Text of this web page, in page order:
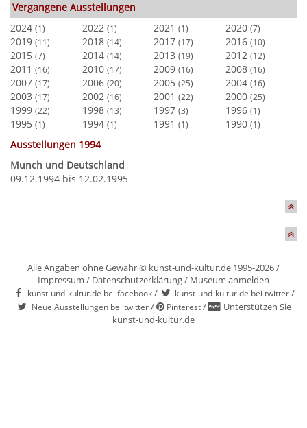
Vergangene Ausstellungen
2024 (1) 2022 (1) 2021 (1) 2020 (7)
2019 (11) 2018 (14) 2017 (17) 2016 (10)
2015 (7) 2014 (14) 2013 (19) 2012 (12)
2011 (16) 2010 (17) 2009 (16) 2008 (16)
2007 (17) 2006 (20) 2005 (25) 2004 (16)
2003 (17) 2002 (16) 2001 (22) 2000 (25)
1999 (22) 1998 (13) 1997 (3) 1996 (1)
1995 (1) 1994 (1) 1991 (1) 1990 (1)
Ausstellungen 1994
Munch und Deutschland
09.12.1994 bis 12.02.1995
Alle Angaben ohne Gewähr © kunst-und-kultur.de 1995-2026 /
Impressum / Datenschutzerklärung/ Museum anmelden
kunst-und-kultur.de bei facebook/ kunst-und-kultur.de bei twitter/
Neue Ausstellungen bei twitter/ Pinterest/
Unterstützen Sie
kunst-und-kultur.de